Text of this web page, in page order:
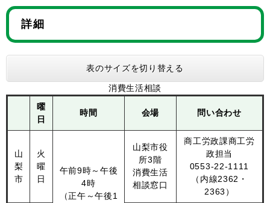
詳細
表のサイズを切り替える
消費生活相談
曜
日
時間 会場 問い合わせ
山
梨
市
火
曜
日
午前9時～午後
4時
（正午～午後1
山梨市役
所3階
消費生活
相談窓口
商工労政課商工労
政担当
0553-22-1111
（内線2362・
2363）